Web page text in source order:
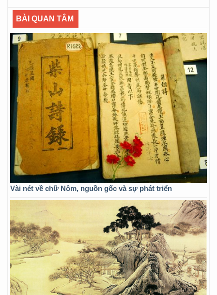
BÀI QUAN TÂM
Vài nét về chữ Nôm, nguồn gốc và sự phát triển